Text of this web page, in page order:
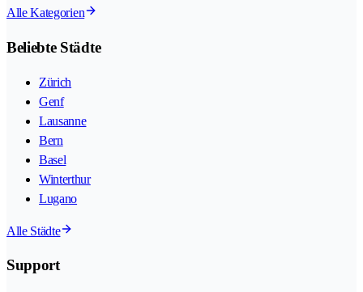
Alle Kategorien
Beliebte Städte
Zürich
Genf
Lausanne
Bern
Basel
Winterthur
Lugano
Alle Städte
Support